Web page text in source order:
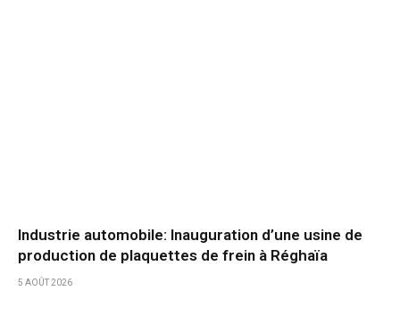
Industrie automobile: Inauguration d’une usine de
production de plaquettes de frein à Réghaïa
5 AOÛT 2026